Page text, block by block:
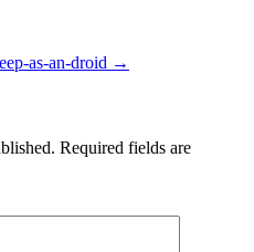
as-an-droid →
Required fields are